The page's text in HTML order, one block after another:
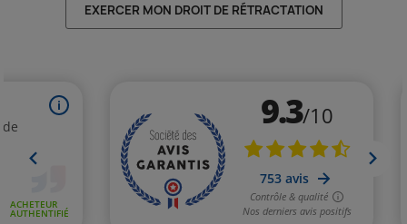
EXERCER MON DROIT DE RÉTRACTATION